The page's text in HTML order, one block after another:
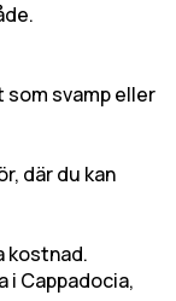
som svamp eller
där du kan
kostnad.
i Cappadocia,